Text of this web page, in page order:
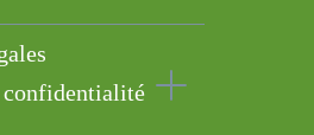
confidentialité